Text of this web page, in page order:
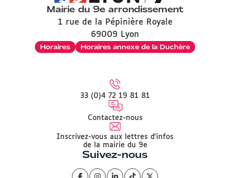
Mairie du 9e arrondissement
1 rue de la Pépinière Royale
69009 Lyon
Horaires
Horaires annexe de la Duchère
33 (0)4 72 19 81 81
Contactez-nous
Inscrivez-vous aux lettres d'infos
de la mairie du 9e
Suivez-nous